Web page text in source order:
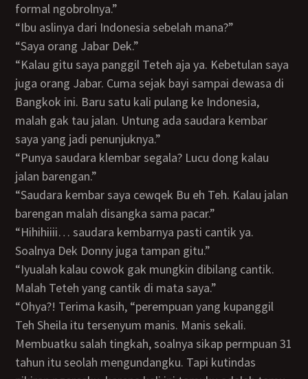
formal ngobrolnya.”
“Ibu aslinya dari Indonesia sebelah mana?”
“Saya orang Jabar Dek.”
“Kalau gitu saya panggil Teteh aja ya. Kebetulan saya
juga orang Jabar. Cuma sejak bayi sampai dewasa di
Bangkok ini. Baru satu kali pulang ke Indonesia,
malah gak tau jalan. Untung ada saudara kembar
saya yang jadi penunjuknya.”
“Punya saudara klembar segala? Lucu dong kalau
jalan barengan.”
“Saudara kembar saya cewqek Bu eh Teh. Kalau jalan
barengan malah disangka sama pacar.”
“Hihihiiii… saudara kembarnya pasti cantik ya.
Soalnya Dek Donny juga tampan gitu.”
“Iyualah kalau cowok gak mungkin dibilang cantik.
Malah Teteh yang cantik di mata saya.”
“Ohya?! Terima kasih, “perempuan yang kupanggil
Teh Sheila itu tersenyum manis. Manis sekali.
Membuatku salah tingkah, soalnya sikap permpuan 31
tahun itu seolah mengundangku. Tapi kutindas